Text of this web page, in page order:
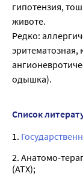
гипотензия,
животе.
Редко:
одышка).
Список
1.
2. Анатомо-
(ATX);